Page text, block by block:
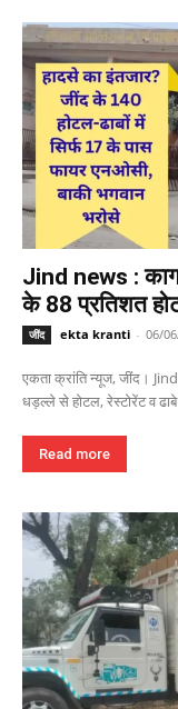
Jind news :
के 88 प्रतिशत
जींद ekta kranti - 06/
एकता क्रांति न्यूज, जींद।
धड़ल्ले से होटल, रेस्टोरेंट व ढाबे
Read more